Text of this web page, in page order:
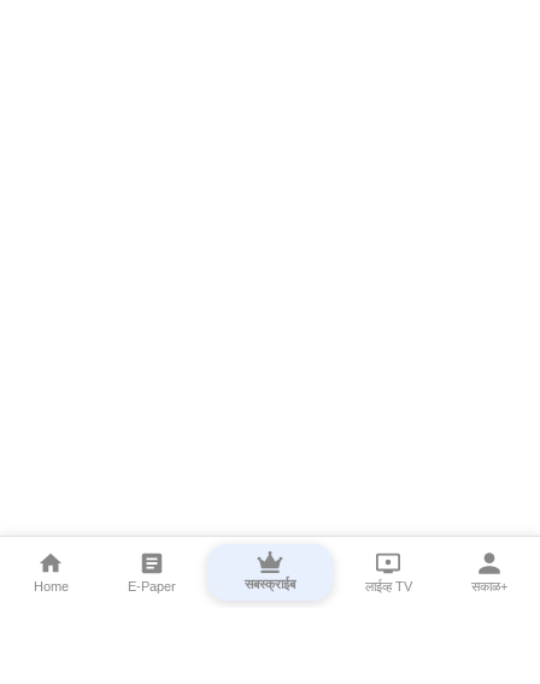
Home E-Paper सबस्क्राईब लाईव्ह TV सकाळ+